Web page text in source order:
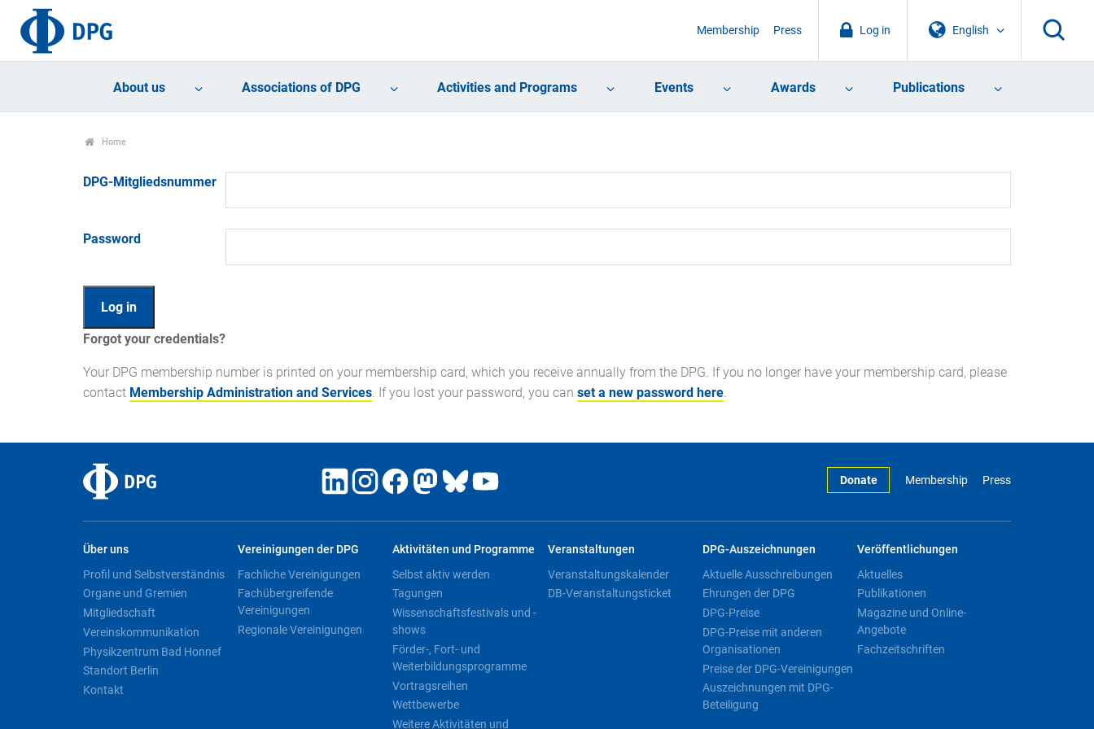
English
Log in
Membership Press
About us Associations of DPG Activities and Programs Events Awards Publications
Home
DPG-Mitgliedsnummer
Password
Forgot your credentials?
Your DPG membership number is printed on your membership card, which you receive annually from the DPG. If you no longer have your membership card, please
contact Membership Administration and Services . If you lost your password, you can set a new password here
Donate Membership Press
Über uns
Profil und Selbstverständnis
Organe und Gremien
Mitgliedschaft
Vereinskommunikation
Physikzentrum Bad Honnef
Standort Berlin
Kontakt
Vereinigungen der DPG
Fachliche Vereinigungen
Fachübergreifende
Vereinigungen
Regionale Vereinigungen
Aktivitäten und Programme
Selbst aktiv werden
Tagungen
Wissenschaftsfestivals und -
shows
Förder-, Fort- und
Weiterbildungsprogramme
Vortragsreihen
Wettbewerbe
Weitere Aktivitäten und
Veranstaltungen
Veranstaltungskalender
DB-Veranstaltungsticket
DPG-Auszeichnungen
Aktuelle Ausschreibungen
Ehrungen der DPG
DPG-Preise
DPG-Preise mit anderen
Organisationen
Preise der DPG-Vereinigungen
Auszeichnungen mit DPG-
Beteiligung
Veröffentlichungen
Aktuelles
Publikationen
Magazine und Online-
Angebote
Fachzeitschriften